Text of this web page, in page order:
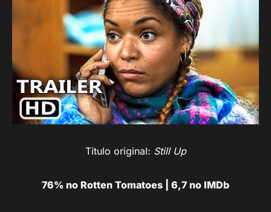
Título original: Still Up
76% no Rotten Tomatoes | 6,7 no IMDb